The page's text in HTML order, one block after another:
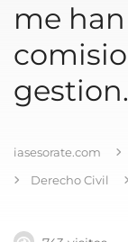
me
iasesorate.com
Derecho Civil